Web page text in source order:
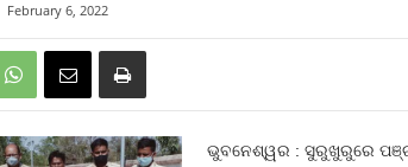
February 6, 2022
ଭୁବନେଶ୍ୱର : ସୁରୁଖୁରୁରେ